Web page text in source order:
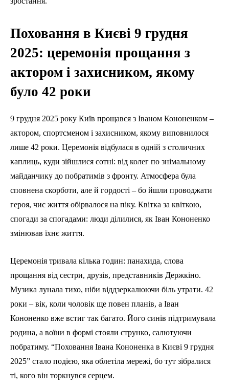
Поховання в Києві 9 грудня
2025: церемонія прощання з
актором і захисником, якому
було 42 роки
9 грудня 2025 року Київ прощався з Іваном Кононенком –
актором, спортсменом і захисником, якому виповнилося
лише 42 роки. Церемонія відбулася в одній з столичних
каплиць, куди зійшлися сотні: від колег по знімальному
майданчику до побратимів з фронту. Атмосфера була
сповнена скорботи, але й гордості – бо йшли проводжати
героя, чиє життя обірвалося на піку. Квітка за квіткою,
спогади за спогадами: люди ділилися, як Іван Кононенко
змінював їхнє життя.
Церемонія тривала кілька годин: панахида, слова
прощання від сестри, друзів, представників Держкіно.
Музика лунала тихо, ніби віддзеркалюючи біль утрати. 42
роки – вік, коли чоловік ще повен планів, а Іван
Кононенко вже встиг так багато. Його синів підтримувала
родина, а воїни в формі стояли струнко, салютуючи
побратиму. “Поховання Івана Кононенка в Києві 9 грудня
2025” стало подією, яка облетіла мережі, бо тут зібралися
ті, кого він торкнувся серцем.